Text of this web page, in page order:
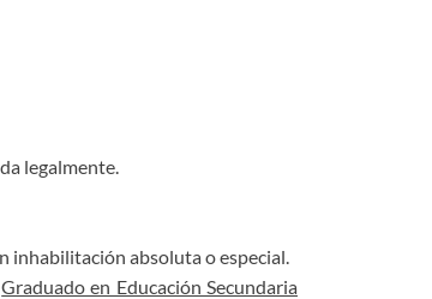
legalmente.
inhabilitación absoluta o especial.
Graduado en Educación Secundaria